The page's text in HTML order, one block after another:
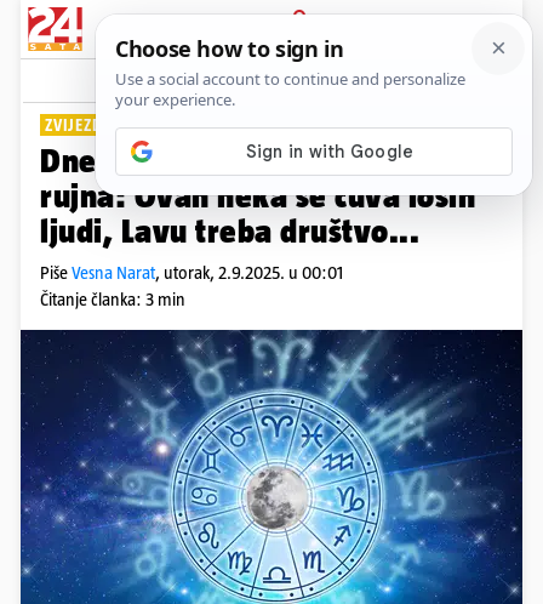
PRIJAVA
Lifestyle Komentari
ZVIJEZDE DONOSE...
Dnevni horoskop za utorak 2.
rujna: Ovan neka se čuva loših
ljudi, Lavu treba društvo...
PišeVesna Narat, utorak, 2.9.2025. u 00:01
Čitanje članka: 3 min